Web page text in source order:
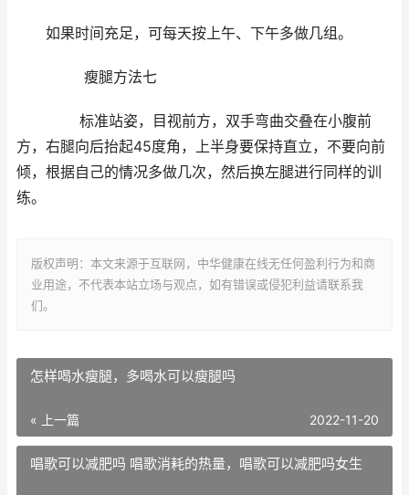
如果时间充足，可每天按上午、下午多做几组。
瘦腿方法七
标准站姿，目视前方，双手弯曲交叠在小腹前
方，右腿向后抬起45度角，上半身要保持直立，不要向前
倾，根据自己的情况多做几次，然后换左腿进行同样的训
练。
版权声明：本文来源于互联网，中华健康在线无任何盈利行为和商
业用途，不代表本站立场与观点，如有错误或侵犯利益请联系我
们。
怎样喝水瘦腿，多喝水可以瘦腿吗
« 上一篇 2022-11-20
唱歌可以减肥吗 唱歌消耗的热量，唱歌可以减肥吗女生